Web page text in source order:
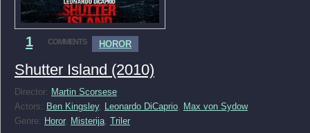
1 COMMENTS HOROR
Shutter Island (2010)
Director: Martin Scorsese
Actors: Ben Kingsley, Leonardo DiCaprio, Max von Sydow
Genre: Horor, Misterija, Triler